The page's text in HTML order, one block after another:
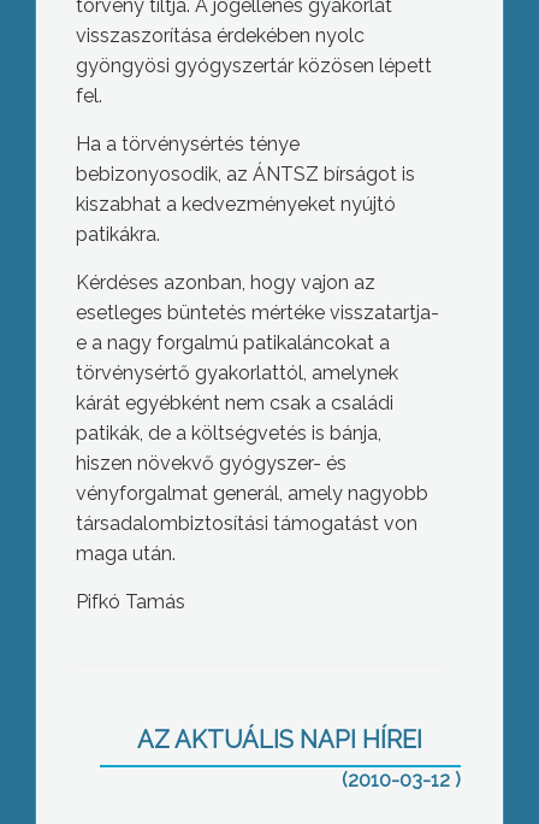
törvény tiltja. A jogellenes gyakorlat
visszaszorítása érdekében nyolc
gyöngyösi gyógyszertár közösen lépett
fel.
Ha a törvénysértés ténye
bebizonyosodik, az ÁNTSZ bírságot is
kiszabhat a kedvezményeket nyújtó
patikákra.
Kérdéses azonban, hogy vajon az
esetleges büntetés mértéke visszatartja-
e a nagy forgalmú patikaláncokat a
törvénysértő gyakorlattól, amelynek
kárát egyébként nem csak a családi
patikák, de a költségvetés is bánja,
hiszen növekvő gyógyszer- és
vényforgalmat generál, amely nagyobb
társadalombiztosítási támogatást von
maga után.
Pifkó Tamás
AZ AKTUÁLIS NAPI HÍREI
(2010-03-12 )
tárcától Busapesten